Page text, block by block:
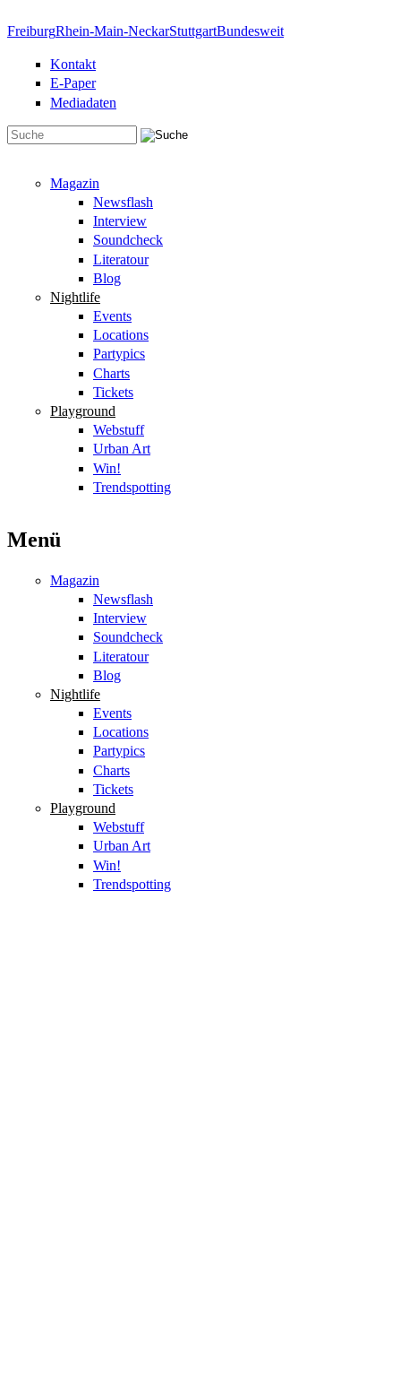
FreiburgRhein-Main-NeckarStuttgartBundesweit
Kontakt
E-Paper
Mediadaten
Magazin
Newsflash
Interview
Soundcheck
Literatour
Blog
Nightlife
Events
Locations
Partypics
Charts
Tickets
Playground
Webstuff
Urban Art
Win!
Trendspotting
Menü
Magazin
Newsflash
Interview
Soundcheck
Literatour
Blog
Nightlife
Events
Locations
Partypics
Charts
Tickets
Playground
Webstuff
Urban Art
Win!
Trendspotting